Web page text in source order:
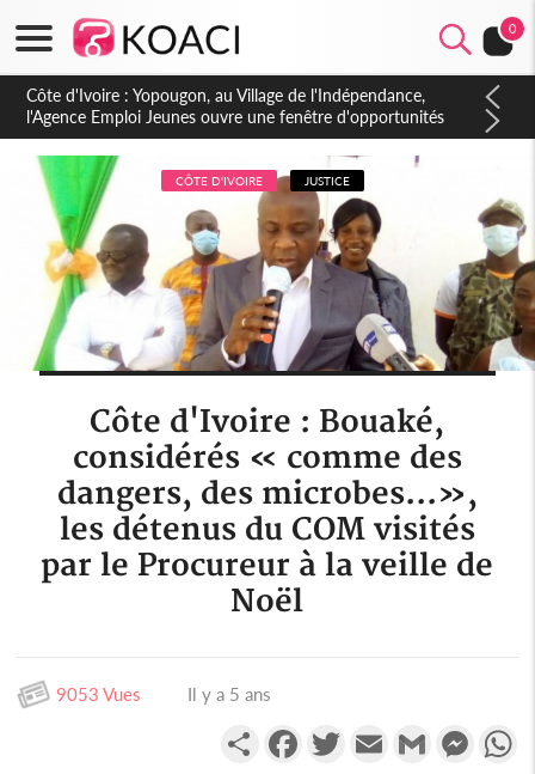
0
Côte d'Ivoire : CHU de Treichville, après la fronde, les agents
contractuels obtiennent un accord avec la direction sur les
arriérés du SMIG 2023
CÔTE D'IVOIRE JUSTICE
Côte d'Ivoire : Bouaké,
considérés « comme des
dangers, des microbes...»,
les détenus du COM visités
par le Procureur à la veille de
Noël
9053 Vues Il y a 5 ans
PartagerFacebookTwitterEmail Gmail